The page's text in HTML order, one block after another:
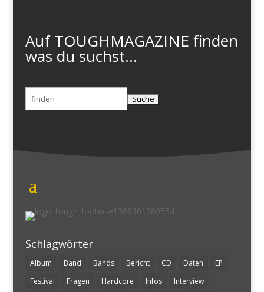
Auf TOUGHMAGAZINE finden
was du suchst...
Suchen
nach:
Schlagwörter
Album Band Bands Bericht CD Daten
EP
Festival
Fragen Hardcore Infos Interview